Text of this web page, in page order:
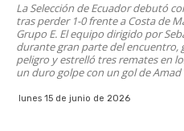
La Selección de Ecuador debutó
tras perder 1-0 frente a Costa de
Grupo E. El equipo dirigido por
durante gran parte del encuentro,
peligro y estrelló tres remates en
un duro golpe con un gol de
lunes 15 de junio de 2026